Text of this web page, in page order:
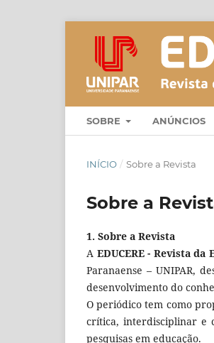
SOBRE ANÚNCIOS
INÍCIO / Sobre a Revista
Sobre a
1. Sobre a Revista
A EDUCERE - Revista da
Paranaense – UNIPAR,
desenvolvimento do
O periódico tem como
crítica, interdisciplinar e
pesquisas em educação.